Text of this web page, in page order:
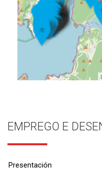
EMPREGO E
Presentación